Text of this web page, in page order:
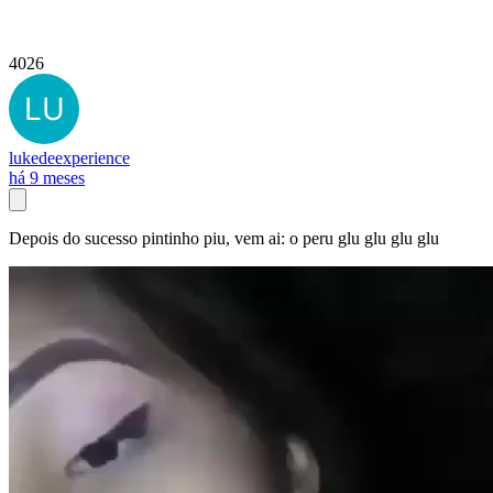
4026
lukedeexperience
há 9 meses
Depois do sucesso pintinho piu, vem ai: o peru glu glu glu glu